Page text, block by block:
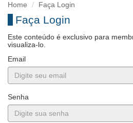
Home Faça Login
Faça Login
Este conteúdo é exclusivo para
visualiza-lo.
Email
Senha